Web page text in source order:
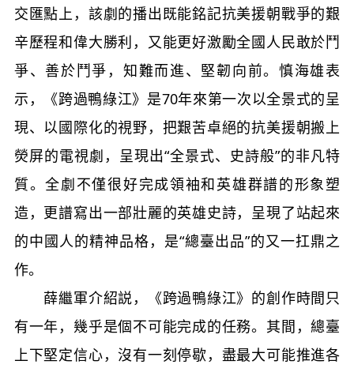
交匯點上，該劇的播出既能銘記抗美援朝戰爭的艱
辛歷程和偉大勝利，又能更好激勵全國人民敢於鬥
爭、善於鬥爭，知難而進、堅韌向前。慎海雄表
示，《跨過鴨綠江》是70年來第一次以全景式的呈
現、以國際化的視野，把艱苦卓絕的抗美援朝搬上
熒屏的電視劇，呈現出“全景式、史詩般”的非凡特
質。全劇不僅很好完成領袖和英雄群譜的形象塑
造，更譜寫出一部壯麗的英雄史詩，呈現了站起來
的中國人的精神品格，是“總臺出品”的又一扛鼎之
作。
薛繼軍介紹説，《跨過鴨綠江》的創作時間只
有一年，幾乎是個不可能完成的任務。其間，總臺
上下堅定信心，沒有一刻停歇，盡最大可能推進各